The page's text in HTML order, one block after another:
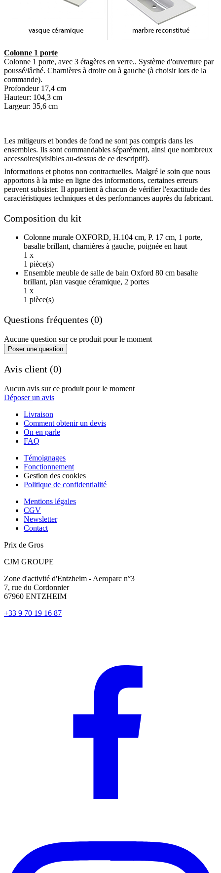
Colonne 1 porte
Colonne 1 porte, avec 3 étagères en verre.. Système d'ouverture par
poussé/lâché. Charnières à droite ou à gauche (à choisir lors de la
commande).
Profondeur 17,4 cm
Hauteur: 104,3 cm
Largeur: 35,6 cm
Les mitigeurs et bondes de fond ne sont pas compris dans les
ensembles. Ils sont commandables séparément, ainsi que nombreux
accessoires(visibles au-dessus de ce descriptif).
Informations et photos non contractuelles. Malgré le soin que nous
apportons à la mise en ligne des informations, certaines erreurs
peuvent subsister. Il appartient à chacun de vérifier l'exactitude des
caractéristiques techniques et des performances auprès du fabricant.
Composition du kit
Colonne murale OXFORD, H.104 cm, P. 17 cm, 1 porte,
basalte brillant, charnières à gauche, poignée en haut
1 x
1 pièce(s)
Ensemble meuble de salle de bain Oxford 80 cm basalte
brillant, plan vasque céramique, 2 portes
1 x
1 pièce(s)
Questions fréquentes (0)
Aucune question sur ce produit pour le moment
Poser une question
Avis client (0)
Aucun avis sur ce produit pour le moment
Déposer un avis
Livraison
Comment obtenir un devis
On en parle
FAQ
Témoignages
Fonctionnement
Gestion des cookies
Politique de confidentialité
Mentions légales
CGV
Newsletter
Contact
Prix de Gros
CJM GROUPE
Zone d'activité d'Entzheim - Aeroparc n°3
7, rue du Cordonnier
67960 ENTZHEIM
+33 9 70 19 16 87